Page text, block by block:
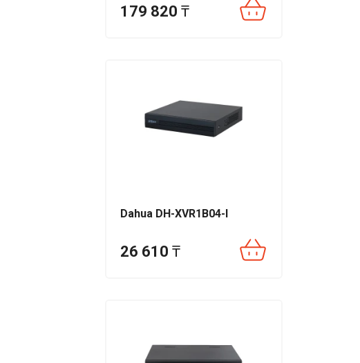
179 820 ₸
Dahua DH-XVR1B04-I
26 610 ₸